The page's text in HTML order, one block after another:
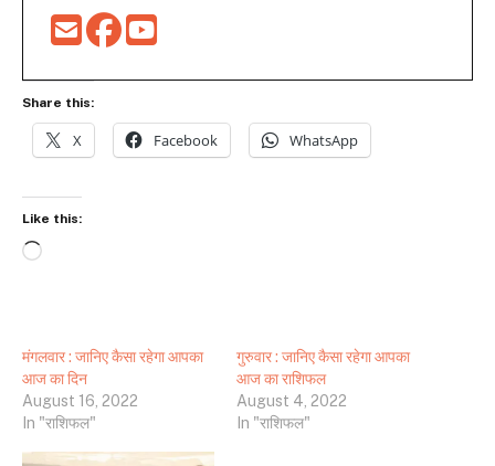
Share this:
X Facebook WhatsApp
Like this:
Loading…
मंगलवार : जानिए कैसा रहेगा आपका
आज का दिन
August 16, 2022
In "राशिफल"
गुरुवार : जानिए कैसा रहेगा आपका
आज का राशिफल
August 4, 2022
In "राशिफल"